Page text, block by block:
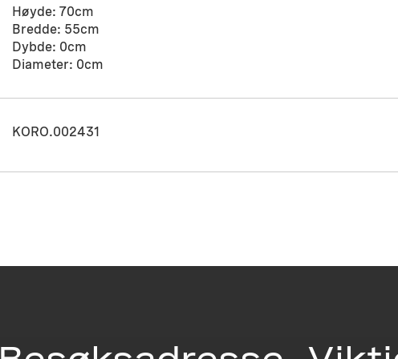
Høyde: 70cm
Bredde: 55cm
Dybde: 0cm
Diameter: 0cm
KORO.002431